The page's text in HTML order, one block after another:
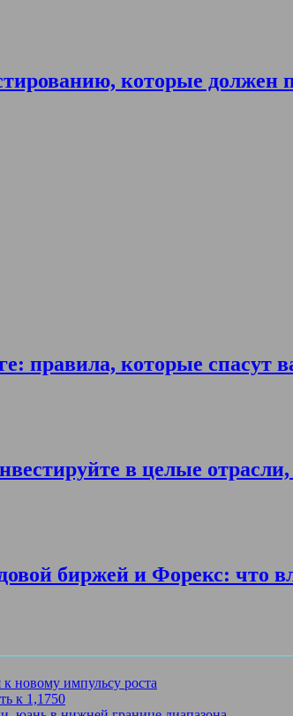
которые должен
правила, которые спасут
в целые
биржей и Форекс: что
новому импульсу роста
к 1,1750